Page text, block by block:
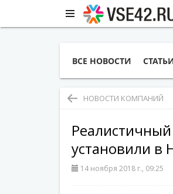
ВСЕ НОВОСТИ
НОВОСТИ КОМПАНИЙ
установили в
14 ноября 2018 г., 09:25